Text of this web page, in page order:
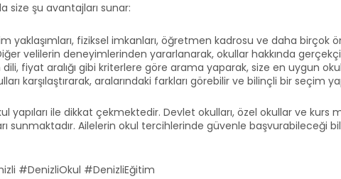
size şu avantajları sunar:
yaklaşımları, fiziksel imkanları, öğretmen kadrosu ve daha birçok
velilerin deneyimlerinden yararlanarak, okullar hakkında
fiyat aralığı gibi kriterlere göre arama yaparak, size en uygun
karşılaştırarak, aralarındaki farkları görebilir ve bilinçli bir seçim
yapıları ile dikkat çekmektedir. Devlet okulları, özel okullar ve
sunmaktadır. Ailelerin okul tercihlerinde güvenle başvurabileceği
#DenizliOkul #DenizliEğitim